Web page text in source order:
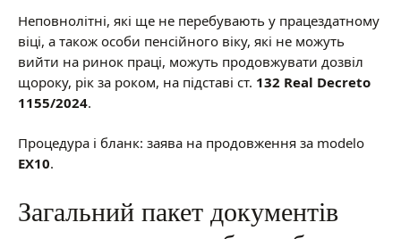
Неповнолітні, які ще не перебувають у працездатному
віці, а також особи пенсійного віку, які не можуть
вийти на ринок праці, можуть продовжувати дозвіл
щороку, рік за роком, на підставі ст. 132 Real Decreto
1155/2024.
Процедура і бланк: заява на продовження за modelo
EX10.
Загальний пакет документів